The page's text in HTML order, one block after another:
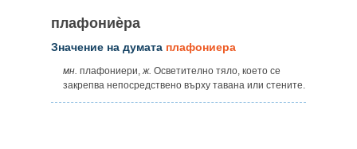
плафониѐра
Значение на думата плафониера
мн. плафониери,ж. Осветително тяло, което се
закрепва непосредствено върху тавана или стените.